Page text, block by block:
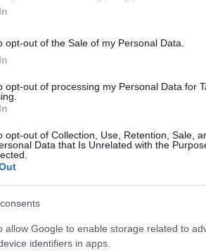
opt-out of the Sale of my Personal Data.
opt-out of processing my Personal Data for
opt-out of Collection, Use, Retention, Sale,
Data that Is Unrelated with the
allow Google to enable storage related to
identifiers in apps.